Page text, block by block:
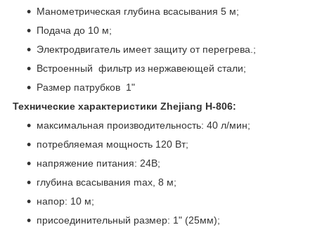
Манометрическая глубина всасывания 5 м;
Подача до 10 м;
Электродвигатель имеет защиту от перегрева.;
Встроенный фильтр из нержавеющей стали;
Размер патрубков 1"
Технические характеристики Zhejiang H-806:
максимальная производительность: 40 л/мин;
потребляемая мощность 120 Вт;
напряжение питания: 24В;
глубина всасывания max, 8 м;
напор: 10 м;
присоединительный размер: 1" (25мм);